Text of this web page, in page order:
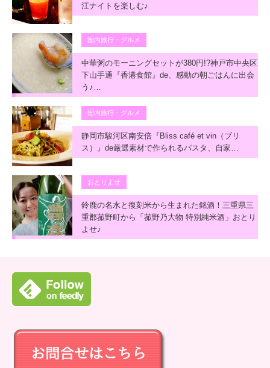
江ナイトを楽しむ♪
国内旅行・グルメ
中華粥のモーニングセットが380円!?神戸市中央区
下山手通『香港食館』de、感動の朝ごはんに出会
う♪…
国内旅行・グルメ
静岡市駿河区南安倍『Bliss café et vin（ブリ
ス）』de厳選素材で作られるパスタ、自家…
おとりよせ
鈴鹿の名水と復刻米から生まれた銘酒！三重県三
重郡菰野町から「菰野乃大物 特別純米酒」おとり
よせ♪